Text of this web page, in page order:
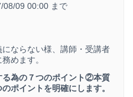
08/09 00:00 まで
ならない様、講師・受講者
めます。
為の７つのポイント②本質
ポイントを明確にします。